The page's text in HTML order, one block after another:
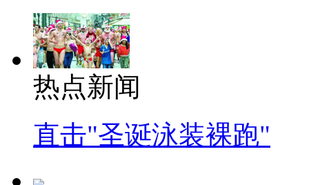
热点新闻
直击"圣诞泳装裸跑"